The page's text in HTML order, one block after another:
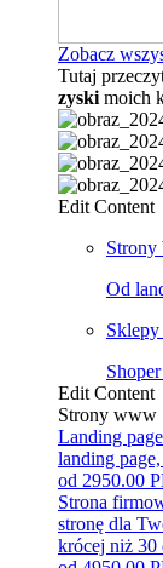
Zobacz
Tutaj
zyski moich
Edit Content
Od
Edit Content
Strony www
Landing page
landing
od 2950.00
Strona
stronę dla
krócej niż 30